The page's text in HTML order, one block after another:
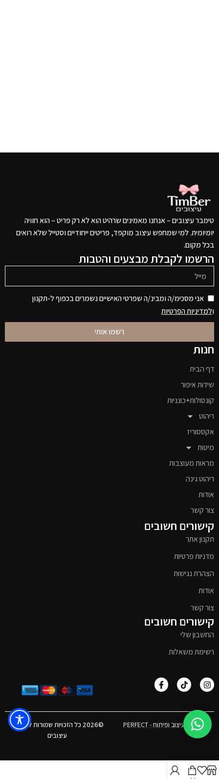
טימבר עיצובים – אנחנו מאמינים שרהיט הוא לא רק פריט – הוא חוויה
יומיומית. למי שמחפש עיצוב מוקפד, פריטים ייחודיים וסטייל שלא רואים
בכל מקום.
הרשמו לקבלת מבצעים והטבות
אני מסכימ/ה ומבינ/ה שפרטי האישיים נשמרים בכפוף ל-תקנון
ולמדיניות הפרטיות
רשמו אותי
חנות
דף הבית
שידות איפור
קונסולות+כונניות
ריהוט
אקססוריז
מיטות
מראות מעוצבות
ריהוט גינה
אודות
צור קשר
קישורים חשובים
תקנון אתר
מדניות פרטיות
הצהרת נגישות
אודות
צור קשר
קישורים חשובים
החשבון שלי
רשימת משאלות
אפיון, עיצוב ופיתוח - PERFECT
©2026 כל הזכויות שמורות לטימבר
עיצובים